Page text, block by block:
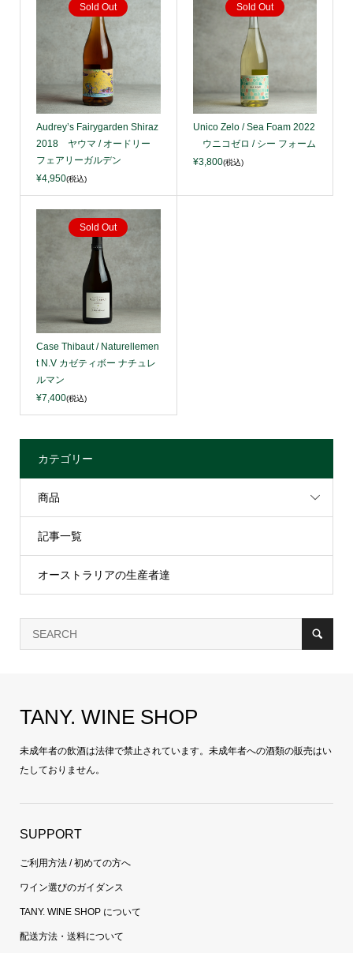
Sold Out
Audrey’s Fairygarden Shiraz
2018 ヤウマ / オードリー
フェアリーガルデン
¥4,950(税込)
Sold Out
Unico Zelo / Sea Foam 2022
ウニコゼロ / シー フォーム
¥3,800(税込)
Sold Out
Case Thibaut / Naturellemen
t N.V カゼティボー ナチュレ
ルマン
¥7,400(税込)
カテゴリー
商品
記事一覧
オーストラリアの生産者達
TANY. WINE SHOP
未成年者の飲酒は法律で禁止されています。未成年者への酒類の販売はい
たしておりません。
SUPPORT
ご利用方法 / 初めての方へ
ワイン選びのガイダンス
TANY. WINE SHOP について
配送方法・送料について